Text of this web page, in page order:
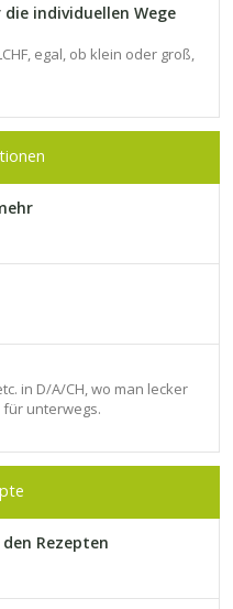
individuellen Wege
egal, ob klein oder groß,
in D/A/CH, wo man lecker
für unterwegs.
Rezepten